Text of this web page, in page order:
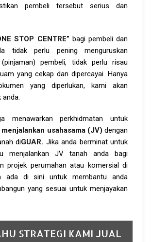
pembeli tersebut serius dan
STOP CENTRE” bagi pembeli dan
tidak perlu pening menguruskan
(pinjaman) pembeli, tidak perlu risau
yang cekap dan dipercayai. Hanya
yang diperlukan, kami akan
anda.
menawarkan perkhidmatan untuk
menjalankan usahasama (JV) dengan
diGUAR. Jika anda berminat untuk
menjalankan JV tanah anda bagi
projek perumahan atau komersial di
ada di sini untuk membantu anda
yang sesuai untuk menjayakan
STRATEGI KAMI JUAL